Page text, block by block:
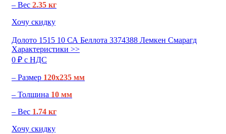
– Вес 2.35 кг
Хочу скидку
Долото 1515 10 СА Беллота 3374388 Лемкен Смарагд
Характеристики >>
0 ₽ c НДС
– Размер 120х235 мм
– Толщина 10 мм
– Вес 1.74 кг
Хочу скидку